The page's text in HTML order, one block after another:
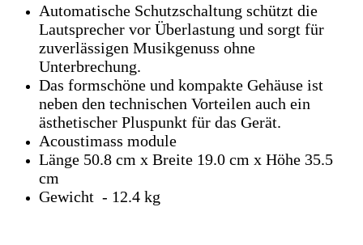
Automatische Schutzschaltung schützt die
Lautsprecher vor Überlastung und sorgt für
zuverlässigen Musikgenuss ohne
Unterbrechung.
Das formschöne und kompakte Gehäuse ist
neben den technischen Vorteilen auch ein
ästhetischer Pluspunkt für das Gerät.
Acoustimass module
Länge 50.8 cm x Breite 19.0 cm x Höhe 35.5
cm
Gewicht - 12.4 kg